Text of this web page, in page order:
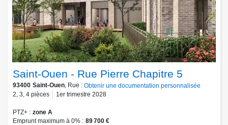
Saint-Ouen - Rue Pierre Chapitre 5
93400 Saint-Ouen, Rue : Obtenir une documentation personnalisée
2, 3, 4 pièces 1er trimestre 2028
PTZ+
zone A
Emprunt maximum à 0%
89 700 €